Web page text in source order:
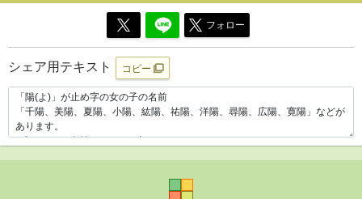
フォロー
シェア用テキスト コピー